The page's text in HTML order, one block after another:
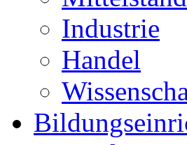
Industrie
Handel